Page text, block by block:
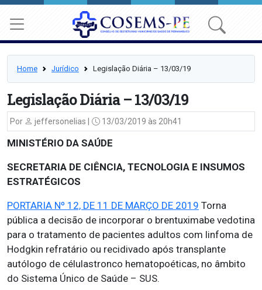
Home Jurídico Legislação Diária – 13/03/19
Legislação Diária – 13/03/19
Por jeffersonelias | 13/03/2019 às 20h41
MINISTÉRIO DA SAÚDE
SECRETARIA DE CIÊNCIA, TECNOLOGIA E INSUMOS
ESTRATÉGICOS
PORTARIA Nº 12, DE 11 DE MARÇO DE 2019 Torna
pública a decisão de incorporar o brentuximabe vedotina
para o tratamento de pacientes adultos com linfoma de
Hodgkin refratário ou recidivado após transplante
autólogo de célulastronco hematopoéticas, no âmbito
do Sistema Único de Saúde – SUS.